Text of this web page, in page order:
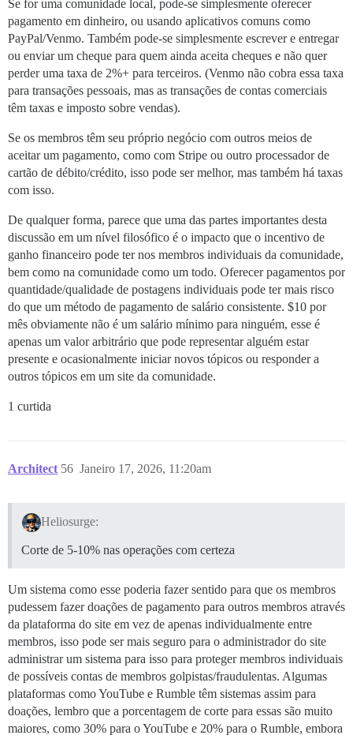
Se for uma comunidade local, pode-se simplesmente oferecer
pagamento em dinheiro, ou usando aplicativos comuns como
PayPal/Venmo. Também pode-se simplesmente escrever e entregar
ou enviar um cheque para quem ainda aceita cheques e não quer
perder uma taxa de 2%+ para terceiros. (Venmo não cobra essa taxa
para transações pessoais, mas as transações de contas comerciais
têm taxas e imposto sobre vendas).
Se os membros têm seu próprio negócio com outros meios de
aceitar um pagamento, como com Stripe ou outro processador de
cartão de débito/crédito, isso pode ser melhor, mas também há taxas
com isso.
De qualquer forma, parece que uma das partes importantes desta
discussão em um nível filosófico é o impacto que o incentivo de
ganho financeiro pode ter nos membros individuais da comunidade,
bem como na comunidade como um todo. Oferecer pagamentos por
quantidade/qualidade de postagens individuais pode ter mais risco
do que um método de pagamento de salário consistente. $10 por
mês obviamente não é um salário mínimo para ninguém, esse é
apenas um valor arbitrário que pode representar alguém estar
presente e ocasionalmente iniciar novos tópicos ou responder a
outros tópicos em um site da comunidade.
1 curtida
Architect Janeiro 17, 2026, 11:20am
56
Heliosurge:
Corte de 5-10% nas operações com certeza
Um sistema como esse poderia fazer sentido para que os membros
pudessem fazer doações de pagamento para outros membros através
da plataforma do site em vez de apenas individualmente entre
membros, isso pode ser mais seguro para o administrador do site
administrar um sistema para isso para proteger membros individuais
de possíveis contas de membros golpistas/fraudulentas. Algumas
plataformas como YouTube e Rumble têm sistemas assim para
doações, lembro que a porcentagem de corte para essas são muito
maiores, como 30% para o YouTube e 20% para o Rumble, embora